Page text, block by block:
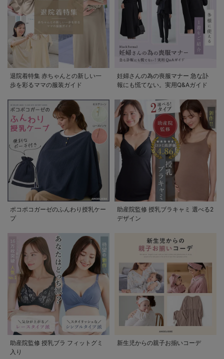
退院着特集 赤ちゃんとの新しい一
歩を彩るママの服装ガイド
妊婦さんの為の喪服マナー 急な訃
報にも慌てない。実用Q&Aガイド
ポコポコガーゼのふんわり授乳ケー
プ
助産院監修 授乳ブラキャミ 選べる2
デザイン
助産院監修 授乳ブラ フィットグミ
入り
新生児からの親子お揃いコーデ